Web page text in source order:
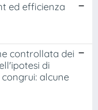
ed efficienza
controllata dei
di
alcune